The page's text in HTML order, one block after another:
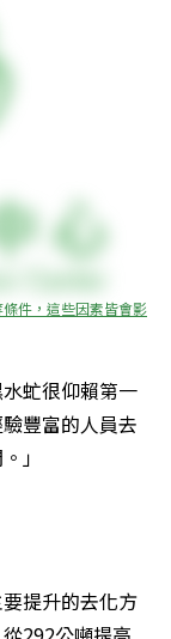
件，這些因素皆會影
虻很仰賴第一
豐富的人員去
」
提升的去化方